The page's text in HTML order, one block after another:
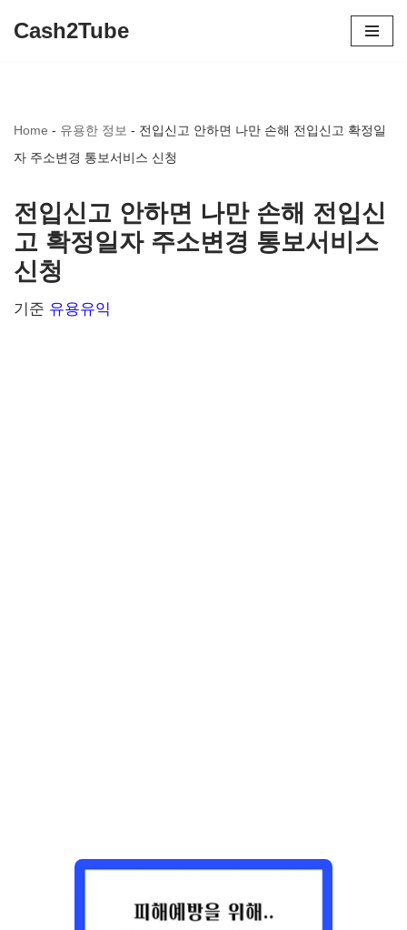
로
건
뛰
기
Cash2Tube
Home - 유용한 정보 - 전입신고 안하면 나만 손해 전입신고 확정일
자 주소변경 통보서비스 신청
전입신고 안하면 나만 손해 전입신
고 확정일자 주소변경 통보서비스
신청
기준 유용유익